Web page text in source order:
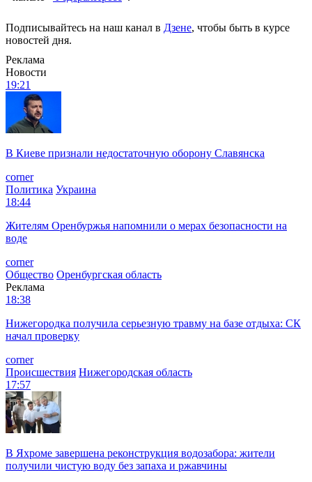
Подписывайтесь на наш канал в Дзене, чтобы быть в курсе
новостей дня.
Реклама
Новости
19:21
В Киеве признали недостаточную оборону Славянска
corner
Политика Украина
18:44
Жителям Оренбуржья напомнили о мерах безопасности на
воде
corner
Общество Оренбургская область
Реклама
18:38
Нижегородка получила серьезную травму на базе отдыха: СК
начал проверку
corner
Происшествия Нижегородская область
17:57
В Яхроме завершена реконструкция водозабора: жители
получили чистую воду без запаха и ржавчины